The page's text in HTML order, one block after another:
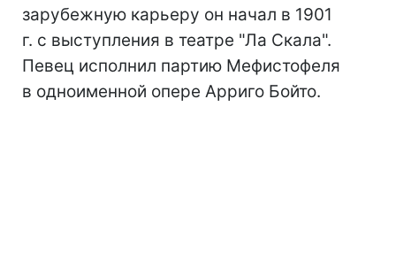
зарубежную карьеру он начал в 1901
г. с выступления в театре "Ла Скала".
Певец исполнил партию Мефистофеля
в одноименной опере Арриго Бойто.